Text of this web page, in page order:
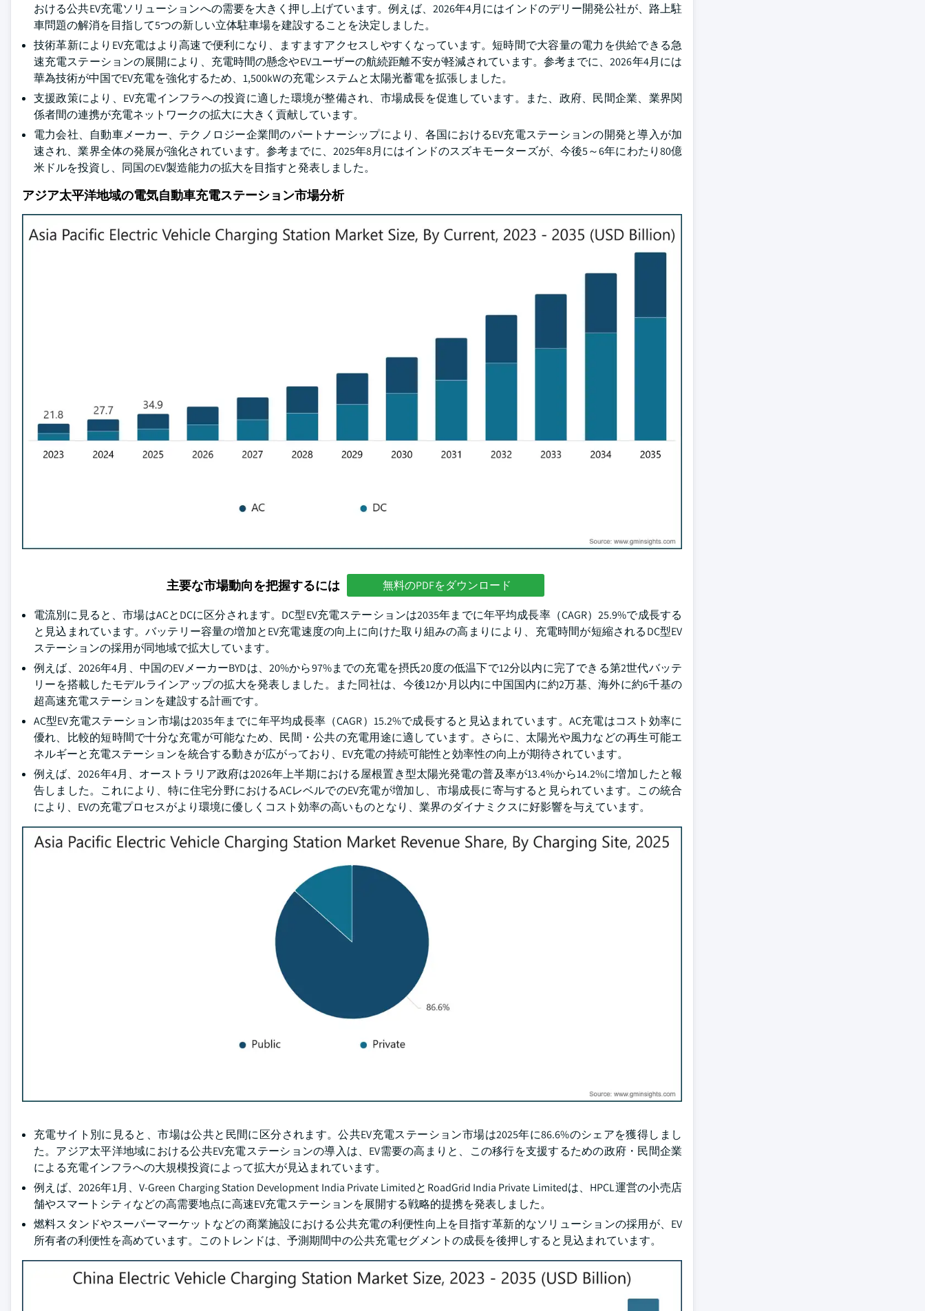
おける公共EV充電ソリューションへの需要を大きく押し上げています。例えば、2026年4月にはインドのデリー開発公社が、路上駐
車問題の解消を目指して5つの新しい立体駐車場を建設することを決定しました。
技術革新によりEV充電はより高速で便利になり、ますますアクセスしやすくなっています。短時間で大容量の電力を供給できる急
速充電ステーションの展開により、充電時間の懸念やEVユーザーの航続距離不安が軽減されています。参考までに、2026年4月には
華為技術が中国でEV充電を強化するため、1,500kWの充電システムと太陽光蓄電を拡張しました。
支援政策により、EV充電インフラへの投資に適した環境が整備され、市場成長を促進しています。また、政府、民間企業、業界関
係者間の連携が充電ネットワークの拡大に大きく貢献しています。
電力会社、自動車メーカー、テクノロジー企業間のパートナーシップにより、各国におけるEV充電ステーションの開発と導入が加
速され、業界全体の発展が強化されています。参考までに、2025年8月にはインドのスズキモーターズが、今後5～6年にわたり80億
米ドルを投資し、同国のEV製造能力の拡大を目指すと発表しました。
アジア太平洋地域の電気自動車充電ステーション市場分析
主要な市場動向を把握するには 無料のPDFをダウンロード
電流別に見ると、市場はACとDCに区分されます。DC型EV充電ステーションは2035年までに年平均成長率（CAGR）25.9%で成長する
と見込まれています。バッテリー容量の増加とEV充電速度の向上に向けた取り組みの高まりにより、充電時間が短縮されるDC型EV
ステーションの採用が同地域で拡大しています。
例えば、2026年4月、中国のEVメーカーBYDは、20%から97%までの充電を摂氏20度の低温下で12分以内に完了できる第2世代バッテ
リーを搭載したモデルラインアップの拡大を発表しました。また同社は、今後12か月以内に中国国内に約2万基、海外に約6千基の
超高速充電ステーションを建設する計画です。
AC型EV充電ステーション市場は2035年までに年平均成長率（CAGR）15.2%で成長すると見込まれています。AC充電はコスト効率に
優れ、比較的短時間で十分な充電が可能なため、民間・公共の充電用途に適しています。さらに、太陽光や風力などの再生可能エ
ネルギーと充電ステーションを統合する動きが広がっており、EV充電の持続可能性と効率性の向上が期待されています。
例えば、2026年4月、オーストラリア政府は2026年上半期における屋根置き型太陽光発電の普及率が13.4%から14.2%に増加したと報
告しました。これにより、特に住宅分野におけるACレベルでのEV充電が増加し、市場成長に寄与すると見られています。この統合
により、EVの充電プロセスがより環境に優しくコスト効率の高いものとなり、業界のダイナミクスに好影響を与えています。
充電サイト別に見ると、市場は公共と民間に区分されます。公共EV充電ステーション市場は2025年に86.6%のシェアを獲得しまし
た。アジア太平洋地域における公共EV充電ステーションの導入は、EV需要の高まりと、この移行を支援するための政府・民間企業
による充電インフラへの大規模投資によって拡大が見込まれています。
例えば、2026年1月、V-Green Charging Station Development India Private LimitedとRoadGrid India Private Limitedは、HPCL運営の小売店
舗やスマートシティなどの高需要地点に高速EV充電ステーションを展開する戦略的提携を発表しました。
燃料スタンドやスーパーマーケットなどの商業施設における公共充電の利便性向上を目指す革新的なソリューションの採用が、EV
所有者の利便性を高めています。このトレンドは、予測期間中の公共充電セグメントの成長を後押しすると見込まれています。